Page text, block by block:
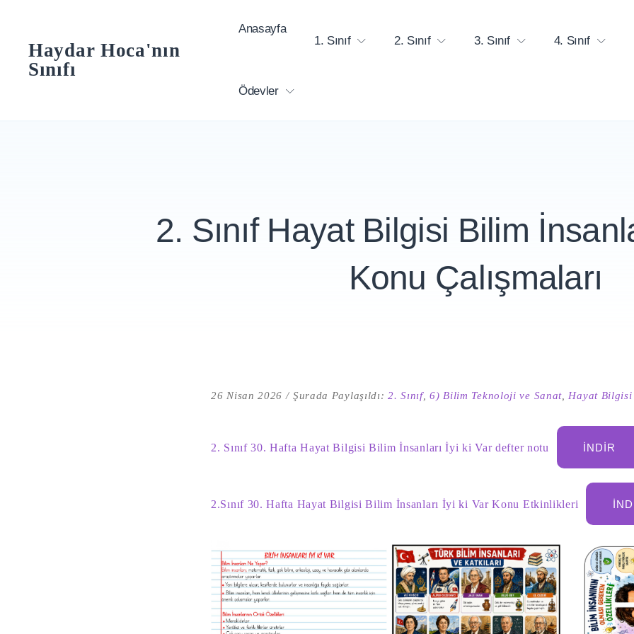
contentHaydar Hoca'nın
Sınıfı
Anasayfa
1. Sınıf
2. Sınıf 3. Sınıf 4. Sınıf
Ödevler
2. Sınıf Hayat Bilgisi Bilim
Konu Çalışmaları
26 Nisan 2026 Şurada Paylaşıldı:2. Sınıf,6) Bilim Teknoloji ve Sanat Hayat Bilgisi
2. Sınıf 30. Hafta Hayat Bilgisi Bilim İnsanları İyi ki Var defter notu İNDIR
2.Sınıf 30. Hafta Hayat Bilgisi Bilim İnsanları İyi ki Var Konu Etkinlikleri